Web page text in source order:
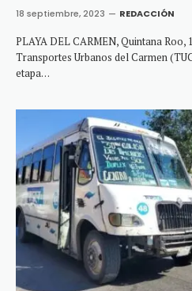
18 septiembre, 2023 REDACCIÓN
PLAYA DEL CARMEN, Quintana Roo,
Transportes Urbanos del Carmen
etapa…